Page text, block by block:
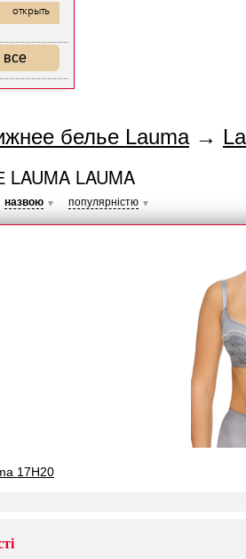
открыть
все
белье Lauma→
LAUMA
назвою ▼ популярністю ▼
17H20